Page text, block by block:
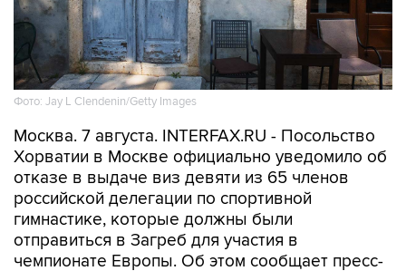
Фото: Jay L Clendenin/Getty Images
Москва. 7 августа. INTERFAX.RU - Посольство
Хорватии в Москве официально уведомило об
отказе в выдаче виз девяти из 65 членов
российской делегации по спортивной
гимнастике, которые должны были
отправиться в Загреб для участия в
чемпионате Европы. Об этом сообщает пресс-